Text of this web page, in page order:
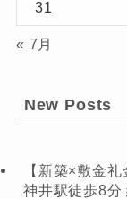
31
« 7月
New Posts
【新築×敷金
神井駅徒歩8